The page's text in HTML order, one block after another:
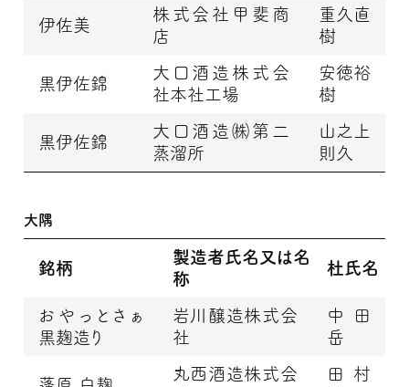
伊佐美
株式会社甲斐商
店
重久直
樹
黒伊佐錦
大口酒造株式会
社本社工場
安徳裕
樹
黒伊佐錦
大口酒造㈱第二
蒸溜所
山之上
則久
大隅
銘柄
製造者氏名又は名
称
杜氏名
おやっとさぁ
黒麹造り
岩川醸造株式会
社
中田
岳
丸西酒造株式会
田村